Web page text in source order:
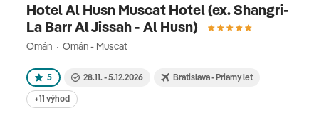
Hotel Al Husn Muscat Hotel (ex. Shangri-
La Barr Al Jissah - Al Husn)
Omán Omán - Muscat
5 28.11. - 5.12.2026 Bratislava - Priamy let
+11 výhod